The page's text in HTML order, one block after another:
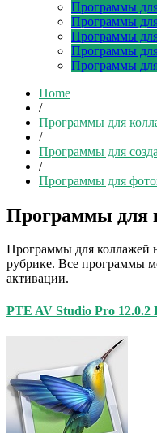
Программы
Программы
Программы
Программы
Программы
Home
/
Программы для
/
Программы для
/
Программы для
Программы для
Программы для коллажей
рубрике. Все программы
активации.
PTE AV Studio Pro 12.0.2